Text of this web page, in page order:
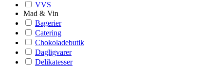
VVS
Mad & Vin
Bagerier
Catering
Chokoladebutik
Dagligvarer
Delikatesser